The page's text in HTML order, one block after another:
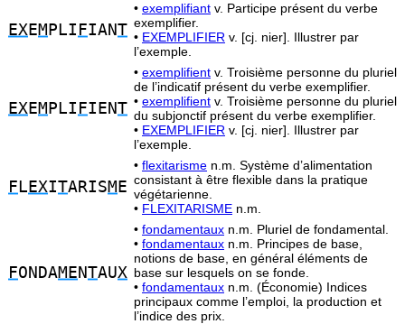
EXEM PLI FIANT
• exemplifiant v. Participe présent du verbe
exemplifier.
• EXEMPLIFIER v. [cj. nier]. Illustrer par
l’exemple.
EXEM PLI FIENT
• exemplifient v. Troisième personne du pluriel
de l’indicatif présent du verbe exemplifier.
• exemplifient v. Troisième personne du pluriel
du subjonctif présent du verbe exemplifier.
• EXEMPLIFIER v. [cj. nier]. Illustrer par
l’exemple.
F L EXITARISM E
• flexitarisme n.m. Système d’alimentation
consistant à être flexible dans la pratique
végétarienne.
• FLEXITARISME n.m.
FONDAME NTAUX
• fondamentaux n.m. Pluriel de fondamental.
• fondamentaux n.m. Principes de base,
notions de base, en général éléments de
base sur lesquels on se fonde.
• fondamentaux n.m. (Économie) Indices
principaux comme l’emploi, la production et
l’indice des prix.